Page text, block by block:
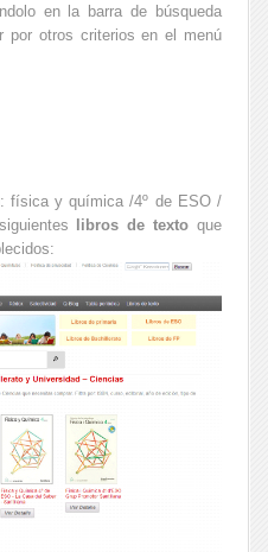
en la barra de búsqueda
por otros criterios en el menú
física y química /4º de ESO /
libros de texto que